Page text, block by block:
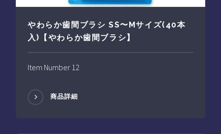
やわらか歯間ブラシ SS〜Mサイズ(40本
入)【やわらか歯間ブラシ】
Item Number 12
商品詳細